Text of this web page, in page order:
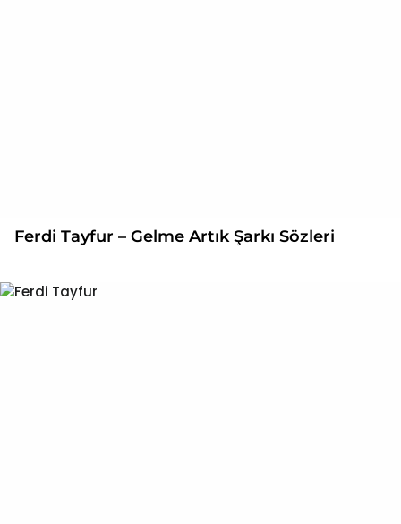
Ferdi Tayfur – Gelme Artık Şarkı Sözleri